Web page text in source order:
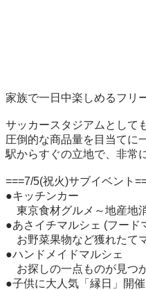
家族で一日中楽しめるフリ
サッカースタジアムとして
圧倒的な商品量を目当てに
駅からすぐの立地で、非常
===7/5(祝火)サブイベント
●キッチンカー
東京食材グルメ～地産地
●あさイチマルシェ (フード
お野菜果物など獲れたて
●ハンドメイドマルシェ
お探しの一点ものが見つ
●子供に大人気「縁日」開催